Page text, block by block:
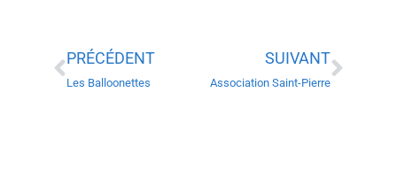
PRÉCÉDENT
Les Balloonettes
SUIVANT
Association Saint-Pierre